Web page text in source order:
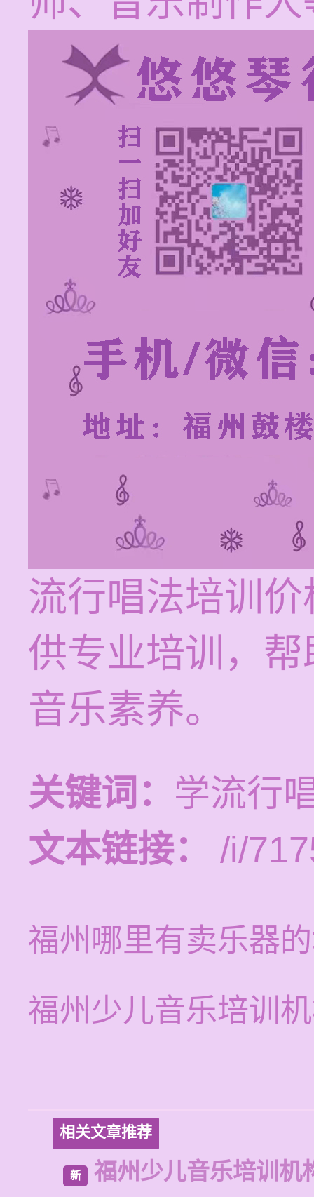
流行唱法培训
供专业培训，
音乐素养。
关键词： 学流行
文本链接：
/i/
福州哪里有卖乐器
福州少儿音乐培训
相关文章推荐
新 福州少儿音乐培训机